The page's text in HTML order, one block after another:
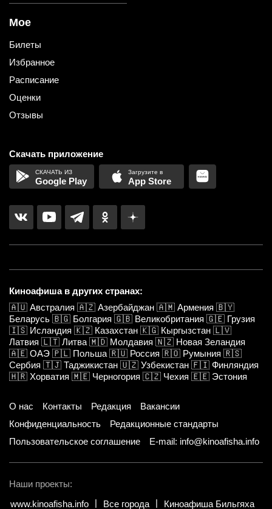
Мое
Билеты
Избранное
Расписание
Оценки
Отзывы
Скачать приложение
Google Play App Store
Киноафиша в других странах:
🇦🇺 Австралия 🇦🇿 Азербайджан 🇦🇲 Армения 🇧🇾
Беларусь 🇧🇬 Болгария 🇬🇧 Великобритания 🇬🇪 Грузия
🇮🇸 Исландия 🇰🇿 Казахстан 🇰🇬 Кыргызстан 🇱🇻
Латвия 🇱🇹 Литва 🇲🇩 Молдавия 🇳🇿 Новая Зеландия
🇦🇪 ОАЭ 🇵🇱 Польша 🇷🇺 Россия 🇷🇴 Румыния 🇷🇸
Сербия 🇹🇯 Таджикистан 🇺🇿 Узбекистан 🇫🇮 Финляндия
🇭🇷 Хорватия 🇲🇪 Черногория 🇨🇿 Чехия 🇪🇪 Эстония
О нас Контакты Редакция
Вакансии
Конфиденциальность
Редакционные стандарты
Пользовательское соглашение
E-mail: info@kinoafisha.info
Наши проекты:
www.kinoafisha.info
Все города Киноафиша Бильгяха